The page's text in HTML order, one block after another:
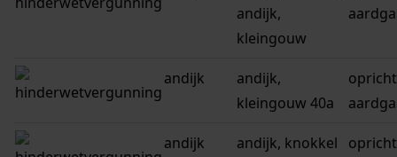
andijk,
kleingouw
andijk
andijk,
kleingouw 40a
andijk
andijk, knokkel